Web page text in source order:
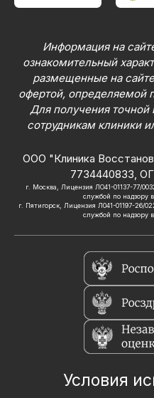
Информация на
ознакомительный
размещенные на
офертой, определяемой
Для получения точной
сотрудникам клиники
ООО "Клиника
7734440833,
г. Москва, Лицензия ЛО41-01137-77/
службой по надзору
г. Пятигорск, Лицензия Л041-01197-26/
службой по надзору
Условия